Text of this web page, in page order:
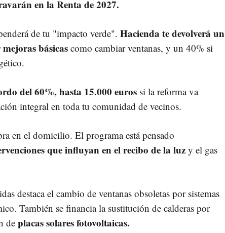
en la Renta de 2027.
de tu "impacto verde". Hacienda te devolverá un
básicas como cambiar ventanas, y un 40% si
del 60%, hasta 15.000 euros si la reforma va
integral en toda tu comunidad de vecinos.
en el domicilio. El programa está pensado
que influyan en el recibo de la luz y el gas
destaca el cambio de ventanas obsoletas por sistemas
También se financia la sustitución de calderas por
de placas solares fotovoltaicas.